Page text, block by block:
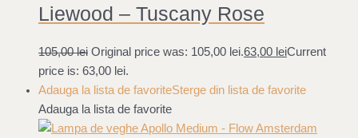
Liewood – Tuscany Rose
105,00lei Original price was: 105,00 lei.63,00 leiCurrent
price is: 63,00 lei.
Adauga la lista de favoriteSterge din lista de favorite
Adauga la lista de favorite